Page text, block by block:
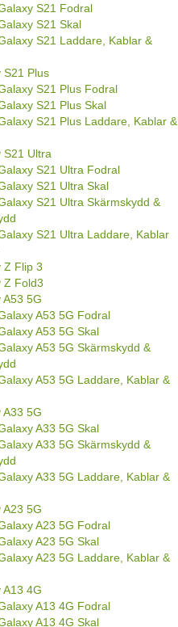
S21 Fodral
S21 Skal
S21 Laddare, Kablar &
S21 Plus
S21 Plus Fodral
S21 Plus Skal
S21 Plus Laddare, Kablar &
S21 Ultra
S21 Ultra Fodral
S21 Ultra Skal
S21 Ultra Skärmskydd &
S21 Ultra Laddare, Kablar
Z Flip 3
Z Fold3
A53 5G
A53 5G Fodral
A53 5G Skal
A53 5G Skärmskydd &
A53 5G Laddare, Kablar &
A33 5G
A33 5G Skal
A33 5G Skärmskydd &
A33 5G Laddare, Kablar &
A23 5G
A23 5G Fodral
A23 5G Skal
A23 5G Laddare, Kablar &
A13 4G
A13 4G Fodral
A13 4G Skal